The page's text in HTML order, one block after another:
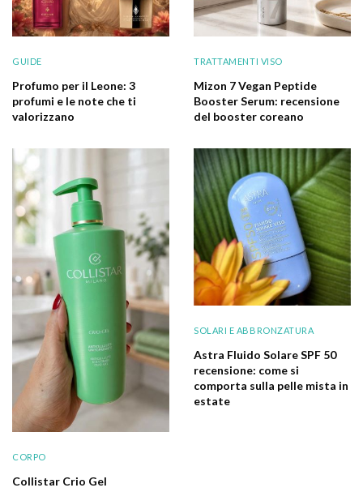
GUIDE
Profumo per il Leone: 3
profumi e le note che ti
valorizzano
TRATTAMENTI VISO
Mizon 7 Vegan Peptide
Booster Serum: recensione
del booster coreano
CORPO
Collistar Crio Gel
SOLARI E ABBRONZATURA
Astra Fluido Solare SPF 50
recensione: come si
comporta sulla pelle mista in
estate